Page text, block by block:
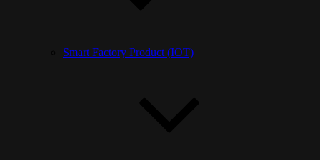
Smart Factory Product (IOT)